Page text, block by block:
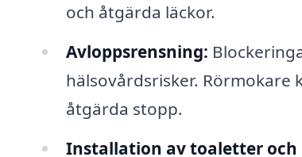
och åtgärda läckor.
Avloppsrensning:
hälsovårdsrisker. Rörmokare
åtgärda stopp.
Installation av toaletter och